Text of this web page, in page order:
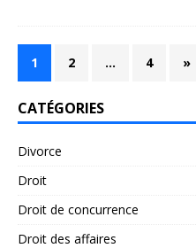
1 2 … 4 »
CATÉGORIES
Divorce
Droit
Droit de concurrence
Droit des affaires